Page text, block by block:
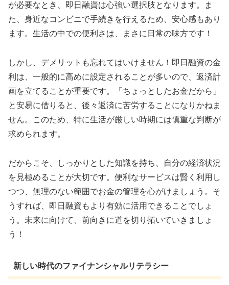
が必要なとき、即日融資は心強い選択肢となります。ま
た、身近なコンビニで手続きを行えるため、安心感もあり
ます。生活の中での便利さは、まさに日常の味方です！
しかし、デメリットも忘れてはいけません！即日融資の金
利は、一般的に高めに設定されることが多いので、返済計
画を立てることが重要です。「ちょっとしたお金だから」
と安易に借りると、後々返済に苦労することになりかねま
せん。このため、特に生活が厳しい時期には慎重な判断が
求められます。
だからこそ、しっかりとした知識を持ち、自分の経済状況
を見極めることが大切です。便利なサービスは賢く利用し
つつ、無理のない範囲でお金の管理を心がけましょう。そ
うすれば、即日融資もより有効に活用できることでしょ
う。未来に向けて、前向きに道を切り拓いていきましょ
う！
新しい時代のファイナンシャルリテラシー